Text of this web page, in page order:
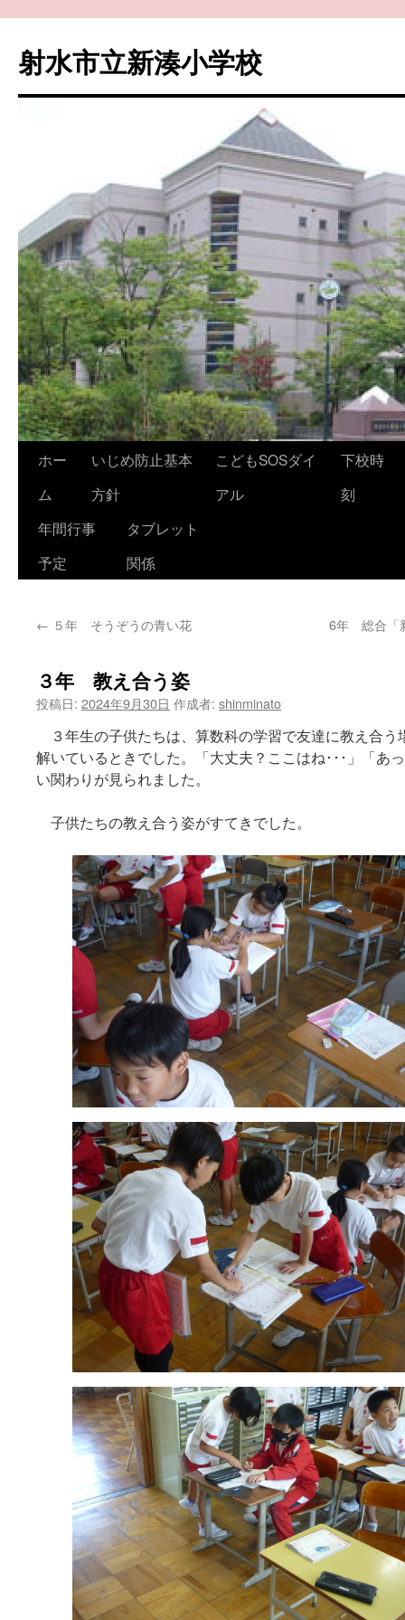
テ
ン
射水市立新湊小学校
ホー
ム
いじめ防止基本
方針
こどもSOSダイ
アル
下校時
刻
年間行事
予定
タブレット
関係
← ５年 そうぞうの青い花 6年 総合「
３年 教え合う姿
投稿日: 2024年9月30日 作成者: shinminato
３年生の子供たちは、算数科の学習で友達に教え合う
解いているときでした。「大丈夫？ここはね･･･」「あ
い関わりが見られました。
子供たちの教え合う姿がすてきでした。